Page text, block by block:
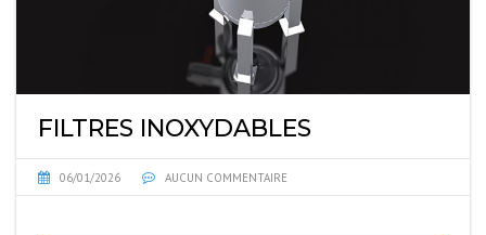
FILTRES INOXYDABLES
06/01/2026 AUCUN COMMENTAIRE